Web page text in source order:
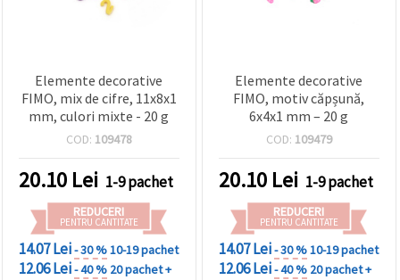
Elemente decorative
FIMO, mix de cifre, 11x8x1
mm, culori mixte - 20 g
COD: 109478
20.10 Lei 1-9 pachet
REDUCERI
PENTRU CANTITATE
14.07 Lei- 30 %10-19 pachet
12.06 Lei- 40 % 20 pachet +
Elemente decorative
FIMO, motiv căpșună,
6x4x1 mm – 20 g
COD: 109479
20.10 Lei 1-9 pachet
REDUCERI
PENTRU CANTITATE
14.07 Lei- 30 %10-19 pachet
12.06 Lei- 40 % 20 pachet +